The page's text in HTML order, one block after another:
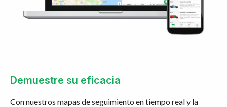
Demuestre su eficacia
Con nuestros mapas de seguimiento en tiempo real y la